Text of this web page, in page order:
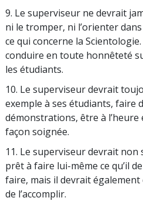
9. Le superviseur ne devrait
ni le tromper, ni l’orienter
ce qui concerne la
conduire en toute honnêteté
les étudiants.
10. Le superviseur devrait
exemple à ses étudiants, faire
démonstrations, être à l’heure
façon soignée.
11. Le superviseur devrait
prêt à faire lui-même ce qu’il
faire, mais il devrait également
de l’accomplir.